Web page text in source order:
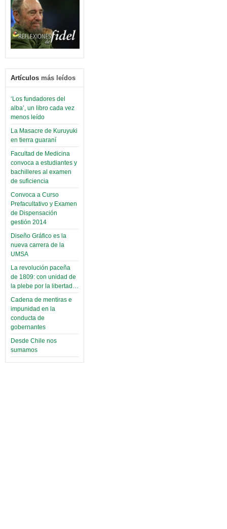
Artículos más leídos
‘Los fundadores del
alba’, un libro cada vez
menos leído
La Masacre de Kuruyuki
en tierra guaraní
Facultad de Medicina
convoca a estudiantes y
bachilleres al examen
de suficiencia
Convoca a Curso
Prefacultativo y Examen
de Dispensación
gestión 2014
Diseño Gráfico es la
nueva carrera de la
UMSA
La revolución paceña
de 1809: con unidad de
la plebe por la libertad…
Cadena de mentiras e
impunidad en la
conducta de
gobernantes
Desde Chile nos
sumamos